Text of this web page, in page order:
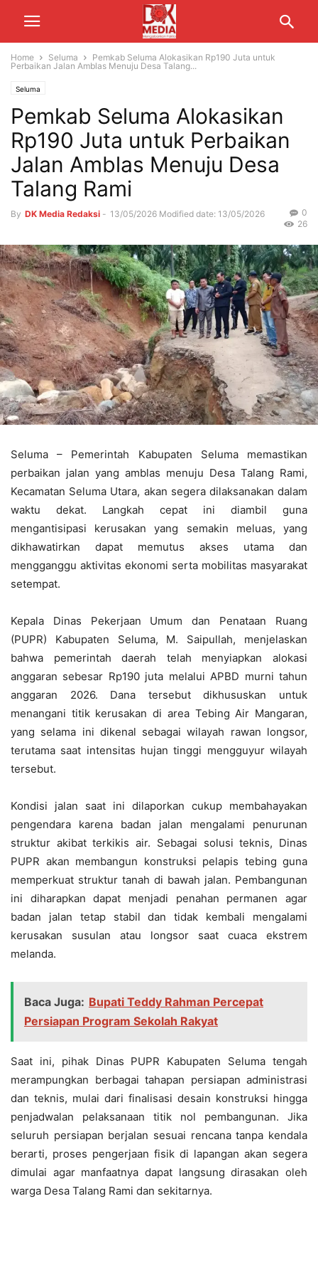
Home Seluma
Pemkab Seluma Alokasikan Rp190 Juta untuk
Perbaikan Jalan Amblas Menuju Desa Talang...
Seluma
Pemkab Seluma Alokasikan
Rp190 Juta untuk Perbaikan
Jalan Amblas Menuju Desa
Talang Rami
By DK Media Redaksi - 13/05/2026 Modified date: 13/05/2026
0
26
Seluma – Pemerintah Kabupaten Seluma memastikan
perbaikan jalan yang amblas menuju Desa Talang Rami,
Kecamatan Seluma Utara, akan segera dilaksanakan dalam
waktu dekat. Langkah cepat ini diambil guna
mengantisipasi kerusakan yang semakin meluas, yang
dikhawatirkan dapat memutus akses utama dan
mengganggu aktivitas ekonomi serta mobilitas masyarakat
setempat.
Kepala Dinas Pekerjaan Umum dan Penataan Ruang
(PUPR) Kabupaten Seluma, M. Saipullah, menjelaskan
bahwa pemerintah daerah telah menyiapkan alokasi
anggaran sebesar Rp190 juta melalui APBD murni tahun
anggaran 2026. Dana tersebut dikhususkan untuk
menangani titik kerusakan di area Tebing Air Mangaran,
yang selama ini dikenal sebagai wilayah rawan longsor,
terutama saat intensitas hujan tinggi mengguyur wilayah
tersebut.
Kondisi jalan saat ini dilaporkan cukup membahayakan
pengendara karena badan jalan mengalami penurunan
struktur akibat terkikis air. Sebagai solusi teknis, Dinas
PUPR akan membangun konstruksi pelapis tebing guna
memperkuat struktur tanah di bawah jalan. Pembangunan
ini diharapkan dapat menjadi penahan permanen agar
badan jalan tetap stabil dan tidak kembali mengalami
kerusakan susulan atau longsor saat cuaca ekstrem
melanda.
Baca Juga: Bupati Teddy Rahman Percepat
Persiapan Program Sekolah Rakyat
Saat ini, pihak Dinas PUPR Kabupaten Seluma tengah
merampungkan berbagai tahapan persiapan administrasi
dan teknis, mulai dari finalisasi desain konstruksi hingga
penjadwalan pelaksanaan titik nol pembangunan. Jika
seluruh persiapan berjalan sesuai rencana tanpa kendala
berarti, proses pengerjaan fisik di lapangan akan segera
dimulai agar manfaatnya dapat langsung dirasakan oleh
warga Desa Talang Rami dan sekitarnya.